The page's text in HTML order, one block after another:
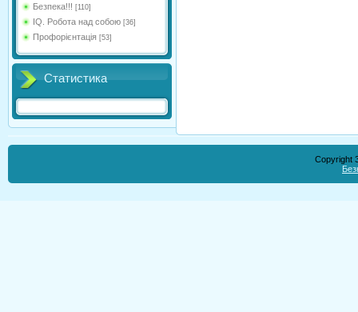
Безпека!!! [110]
IQ. Робота над собою [36]
Профорієнтація [53]
Статистика
Copyright